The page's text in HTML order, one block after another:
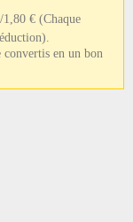
1,80 € (Chaque
en un bon